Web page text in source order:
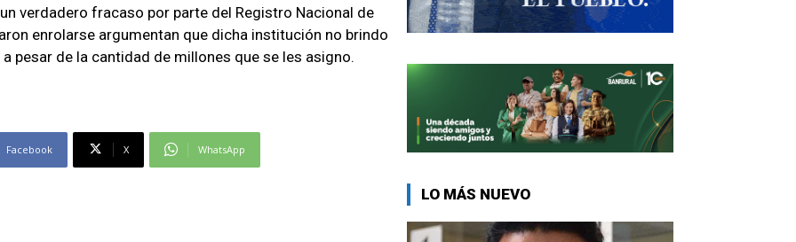
verdadero fracaso por parte del Registro Nacional de
enrolarse argumentan que dicha institución no brindo
pesar de la cantidad de millones que se les asigno.
Facebook X WhatsApp
LO MÁS NUEVO